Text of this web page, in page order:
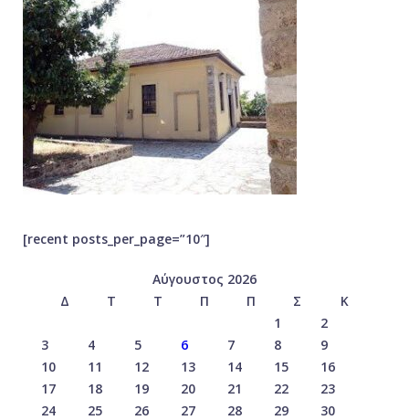
[recent posts_per_page=”10″]
Αύγουστος 2026
Δ
Τ Τ Π Π Σ
Κ
1
2
3
4 5 6 7 8
9
10
11 12 13 14 15
16
17
18 19 20 21 22
23
24
25 26 27 28 29
30